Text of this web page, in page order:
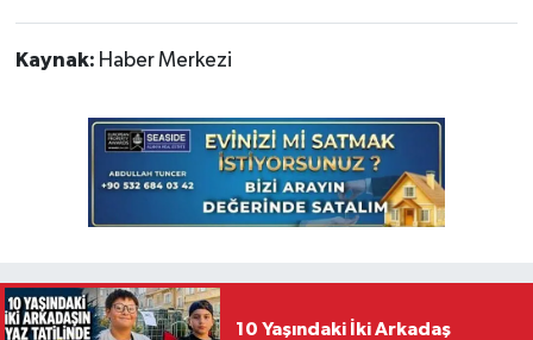
Kaynak: Haber Merkezi
10 Yaşındaki İki Arkadaş